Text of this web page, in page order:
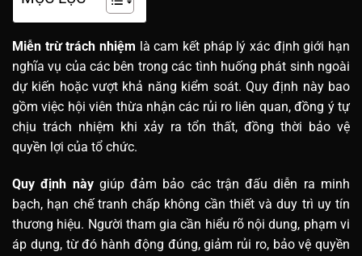
Miễn trừ trách nhiệm là cam kết pháp lý xác định giới hạn
nghĩa vụ của các bên trong các tình huống phát sinh ngoài
dự kiến hoặc vượt khả năng kiểm soát. Quy định này bao
gồm việc hội viên thừa nhận các rủi ro liên quan, đồng ý tự
chịu trách nhiệm khi xảy ra tổn thất, đồng thời bảo vệ
quyền lợi của tổ chức.
Quy định này giúp đảm bảo các trận đấu diễn ra minh
bạch, hạn chế tranh chấp không cần thiết và duy trì uy tín
thương hiệu. Người tham gia cần hiểu rõ nội dung, phạm vi
áp dụng, từ đó hành động đúng, giảm rủi ro, bảo vệ quyền